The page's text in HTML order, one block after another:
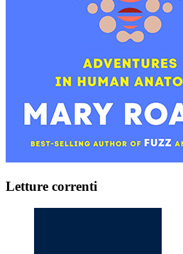
Letture correnti